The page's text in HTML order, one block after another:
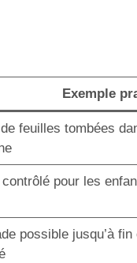
Exemple
feuilles tombées
pour les
possible jusqu’à